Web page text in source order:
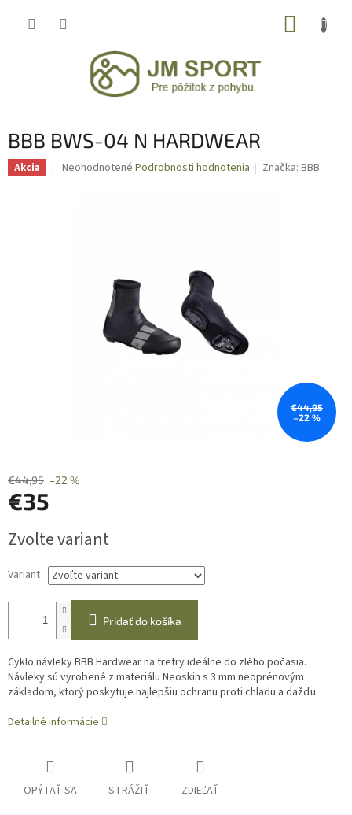
BBB BWS-04 N HARDWEAR
Akcia
Priemerné
Neohodnotené Podrobnosti hodnotenia Značka:BBB
€44,95
–22 %
€44,95 –22 %
€35
cena:
Zvoľte variant
Variant
Pridať do košíka
Cyklo návleky BBB Hardwear na tretry ideálne do zlého počasia.
Návleky sú vyrobené z materiálu Neoskin s 3 mm neoprénovým
základom, ktorý poskytuje najlepšiu ochranu proti chladu a dažďu.
Detailné informácie
OPÝTAŤ SA STRÁŽIŤ ZDIEĽAŤ